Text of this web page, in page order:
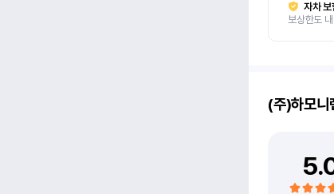
자차 보
보상한도
(주)하모니